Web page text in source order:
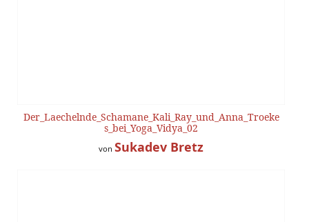
Der_Laechelnde_Schamane_Kali_Ray_und_Anna_Troeke
s_bei_Yoga_Vidya_02
von Sukadev Bretz